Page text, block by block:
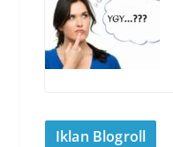
Iklan Blogroll